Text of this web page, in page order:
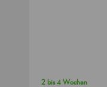
2 bis 4 Wochen